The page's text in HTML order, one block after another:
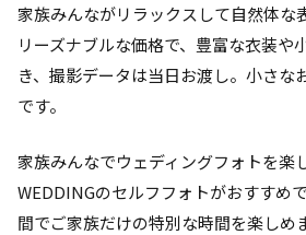
家族みんながリラックスして自然体な
リーズナブルな価格で、豊富な衣装や
き、撮影データは当日お渡し。小さな
です。
家族みんなでウェディングフォトを楽
WEDDINGのセルフフォトがおすすめ
間でご家族だけの特別な時間を楽しめ